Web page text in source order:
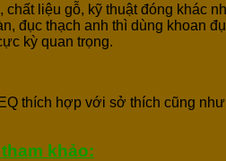
liệu gỗ, kỹ thuật đóng khác
đục thạch anh thì dùng khoan
kỳ quan trọng.
thích hợp với sở thích cũng
khảo: